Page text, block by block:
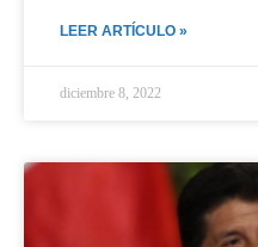
LEER ARTÍCULO »
diciembre 8, 2022